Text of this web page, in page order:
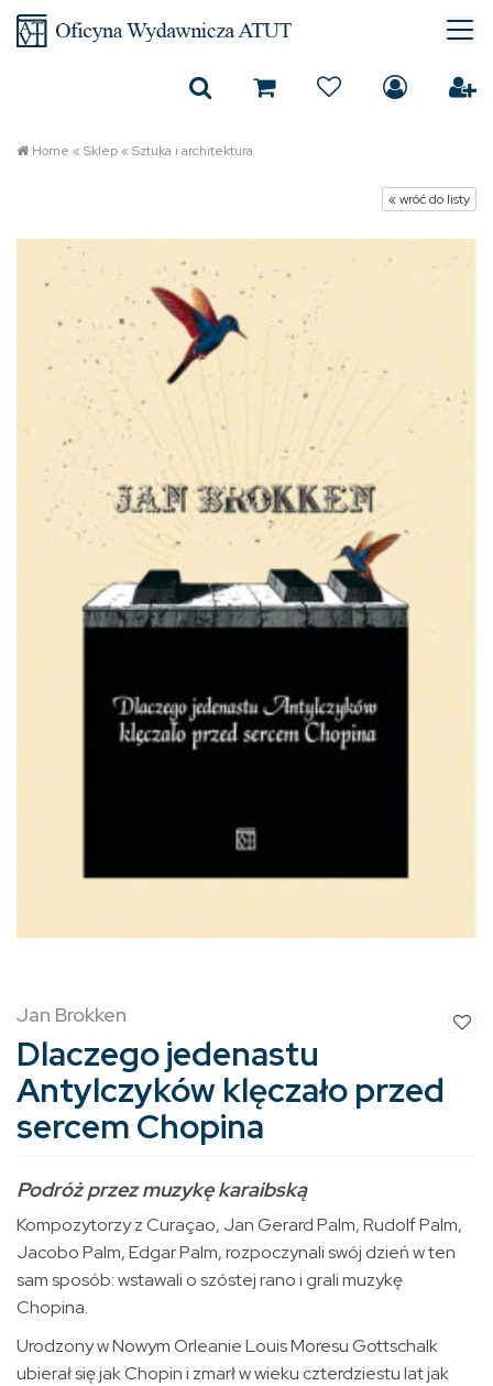
Home «Sklep«Sztuka i architektura
« wróć do listy
Jan Brokken
Dlaczego jedenastu
Antylczyków klęczało przed
sercem Chopina
Podróż przez muzykę karaibską
Kompozytorzy z Curaçao, Jan Gerard Palm, Rudolf Palm,
Jacobo Palm, Edgar Palm, rozpoczynali swój dzień w ten
sam sposób: wstawali o szóstej rano i grali muzykę
Chopina.
Urodzony w Nowym Orleanie Louis Moresu Gottschalk
ubierał się jak Chopin i zmarł w wieku czterdziestu lat jak